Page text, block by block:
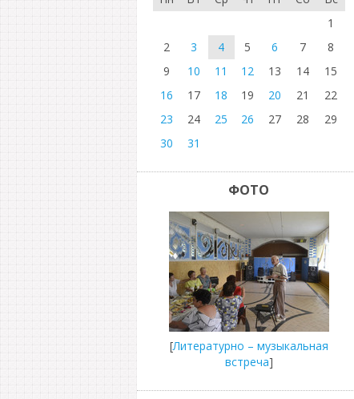
1
2
3 4 5 6 7
8
9
10 11 12 13 14
15
16
17 18 19 20 21
22
23
24 25 26 27 28
29
30
31
ФОТО
[Литературно – музыкальная
встреча]